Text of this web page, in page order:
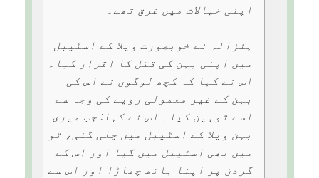
اپنی خیالات میں غرق تھے۔
ہنزالہ نے خوبصورت ویلا کے اسٹیبل
میں اپنی بہن کی قتل کا اقرار کیا۔
اس نے کہا کہ کچھ لوگوں نے اس کی
بہن کے غیر معمولی رویے کی وجہ سے
اسے توہین کیا۔ اس نے کہا: جب میری
بہن ویلا کے اسٹیبل میں چلی گئی، تو
میں بھی اسٹیبل میں گیا اور اس کے
گردن پر اپنا ہاتھ چھاڑا اور اس سے